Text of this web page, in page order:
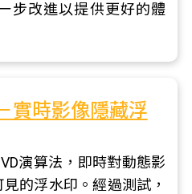
步改進以提供更好的體
實時影像隱藏浮
演算法，即時對動態影
的浮水印。經過測試，